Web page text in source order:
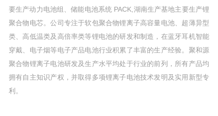
要生产动力电池组、储能电池系统 PACK,湖南生产基地主要生产锂
聚合物电芯。公司专注于软包聚合物锂离子高容量电池、超薄异型
类、高低温类及高倍率类等锂电池的研发和制造，在蓝牙耳机智能
穿戴、电子烟等电子产品电池行业积累了丰富的生产经验。聚和源
聚合物锂离子电池研发及生产水平均处于行业的前列，所有产品均
拥有自主知识产权，并取得多项锂离子电池技术发明及实用新型专
利。